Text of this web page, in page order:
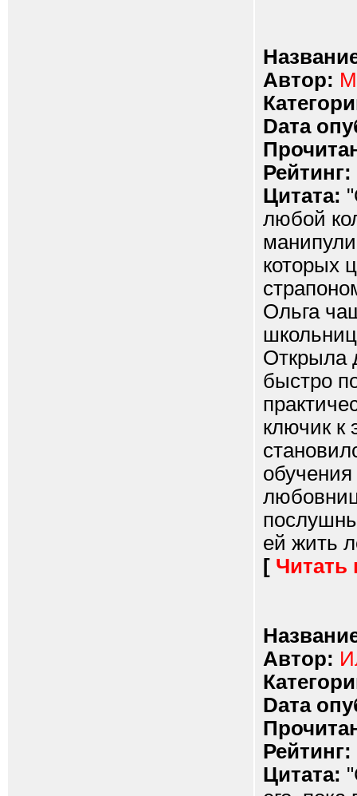
Автор:
Dата
Рейтинг:
Цитата:
любой
которых
Ольга
Открыла
быстро
ключик к
ей жить
[ Читать
Автор:
Dата
Рейтинг:
Цитата: